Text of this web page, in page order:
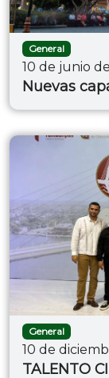
General
10 de junio
Nuevas
General
10 de
TALENTO